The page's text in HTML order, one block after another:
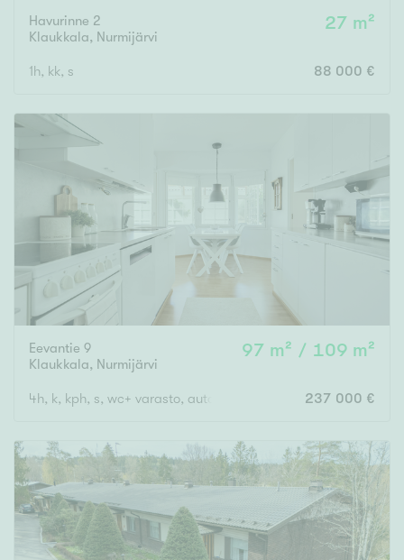
Havurinne 2
Klaukkala, Nurmijärvi
27 m²
1h, kk, s 88 000 €
Eevantie 9
Klaukkala, Nurmijärvi
97 m² / 109 m²
4h, k, kph, s, wc+ varasto, autokatos 237 000 €